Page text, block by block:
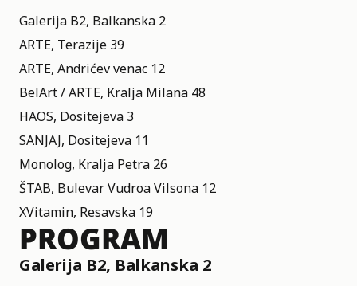
Galerija B2, Balkanska 2
ARTE, Terazije 39
ARTE, Andrićev venac 12
BelArt / ARTE, Kralja Milana 48
HAOS, Dositejeva 3
SANJAJ, Dositejeva 11
Monolog, Kralja Petra 26
ŠTAB, Bulevar Vudroa Vilsona 12
XVitamin, Resavska 19
PROGRAM
Galerija B2, Balkanska 2